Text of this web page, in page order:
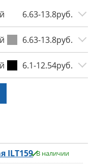
6.63-13.8руб.
6.63-13.8руб.
6.1-12.54руб.
ILT159 В наличии